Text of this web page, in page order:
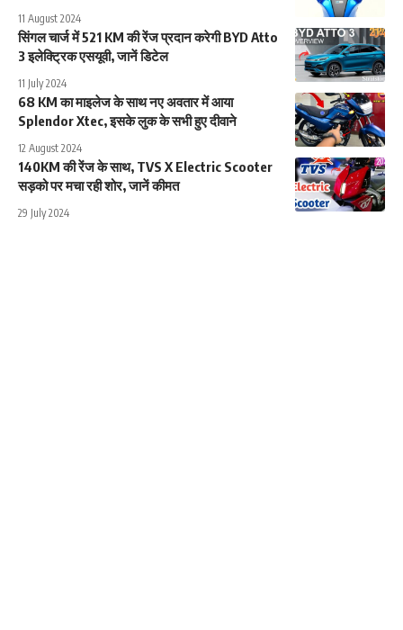
11 August 2024
सिंगल चार्ज में 521 KM की रेंज प्रदान करेगी BYD Atto
3 इलेक्ट्रिक एसयूवी, जानें डिटेल
11 July 2024
68 KM का माइलेज के साथ नए अवतार में आया
Splendor Xtec, इसके लुक के सभी हुए दीवाने
12 August 2024
140KM की रेंज के साथ, TVS X Electric Scooter
सड़को पर मचा रही शोर, जानें कीमत
29 July 2024